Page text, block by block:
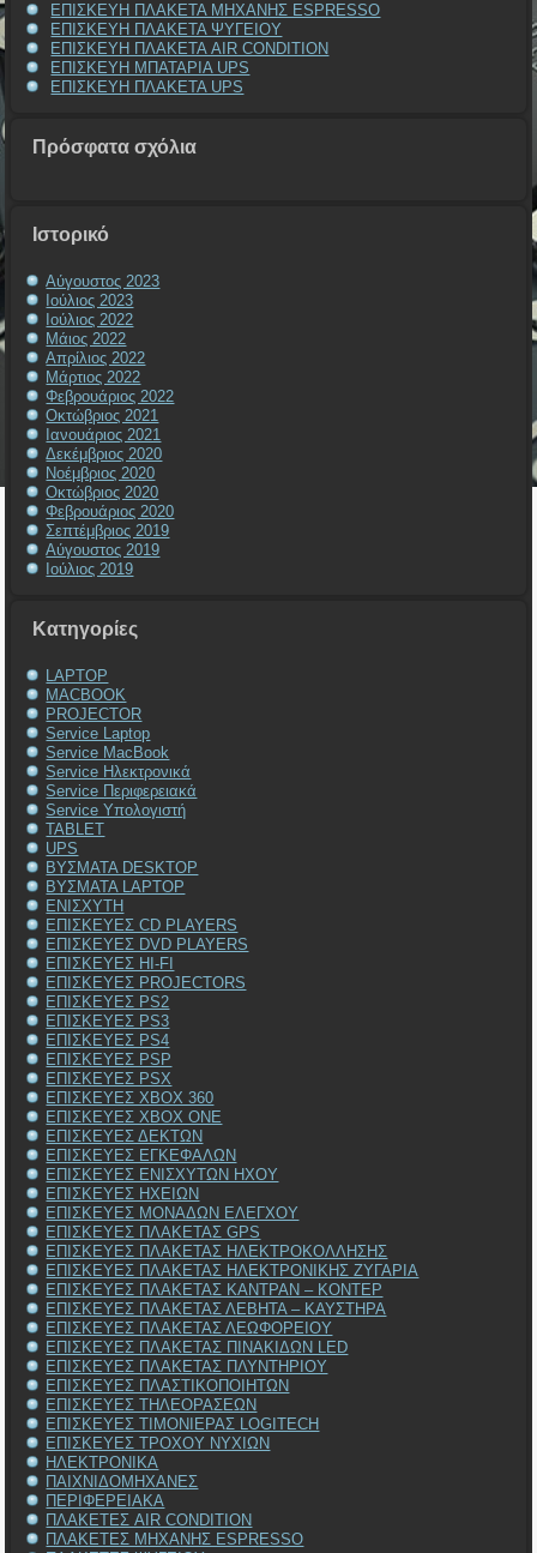
ΕΠΙΣΚΕΥΗ ΠΛΑΚΕΤΑ ΜΗΧΑΝΗΣ ESPRESSO
ΕΠΙΣΚΕΥΗ ΠΛΑΚΕΤΑ ΨΥΓΕΙΟΥ
ΕΠΙΣΚΕΥΗ ΠΛΑΚΕΤΑ AIR CONDITION
ΕΠΙΣΚΕΥΗ ΜΠΑΤΑΡΙΑ UPS
ΕΠΙΣΚΕΥΗ ΠΛΑΚΕΤΑ UPS
Πρόσφατα σχόλια
Ιστορικό
Αύγουστος 2023
Ιούλιος 2023
Ιούλιος 2022
Μάιος 2022
Απρίλιος 2022
Μάρτιος 2022
Φεβρουάριος 2022
Οκτώβριος 2021
Ιανουάριος 2021
Δεκέμβριος 2020
Νοέμβριος 2020
Οκτώβριος 2020
Φεβρουάριος 2020
Σεπτέμβριος 2019
Αύγουστος 2019
Ιούλιος 2019
Kατηγορίες
LAPTOP
MACBOOK
PROJECTOR
Service Laptop
Service MacBook
Service Ηλεκτρονικά
Service Περιφερειακά
Service Υπολογιστή
TABLET
UPS
ΒΥΣΜΑΤΑ DESKTOP
ΒΥΣΜΑΤΑ LAPTOP
ΕΝΙΣΧΥΤΗ
ΕΠΙΣΚΕΥΕΣ CD PLAYERS
ΕΠΙΣΚΕΥΕΣ DVD PLAYERS
ΕΠΙΣΚΕΥΕΣ HI-FI
ΕΠΙΣΚΕΥΕΣ PROJECTORS
ΕΠΙΣΚΕΥΕΣ PS2
ΕΠΙΣΚΕΥΕΣ PS3
ΕΠΙΣΚΕΥΕΣ PS4
ΕΠΙΣΚΕΥΕΣ PSP
ΕΠΙΣΚΕΥΕΣ PSX
ΕΠΙΣΚΕΥΕΣ XBOX 360
ΕΠΙΣΚΕΥΕΣ XBOX ONE
ΕΠΙΣΚΕΥΕΣ ΔΕΚΤΩΝ
ΕΠΙΣΚΕΥΕΣ ΕΓΚΕΦΑΛΩΝ
ΕΠΙΣΚΕΥΕΣ ΕΝΙΣΧΥΤΩΝ ΗΧΟΥ
ΕΠΙΣΚΕΥΕΣ ΗΧΕΙΩΝ
ΕΠΙΣΚΕΥΕΣ ΜΟΝΑΔΩΝ ΕΛΕΓΧΟΥ
ΕΠΙΣΚΕΥΕΣ ΠΛΑΚΕΤΑΣ GPS
ΕΠΙΣΚΕΥΕΣ ΠΛΑΚΕΤΑΣ ΗΛΕΚΤΡΟΚΟΛΛΗΣΗΣ
ΕΠΙΣΚΕΥΕΣ ΠΛΑΚΕΤΑΣ ΗΛΕΚΤΡΟΝΙΚΗΣ ΖΥΓΑΡΙΑ
ΕΠΙΣΚΕΥΕΣ ΠΛΑΚΕΤΑΣ ΚΑΝΤΡΑΝ – ΚΟΝΤΕΡ
ΕΠΙΣΚΕΥΕΣ ΠΛΑΚΕΤΑΣ ΛΕΒΗΤΑ – ΚΑΥΣΤΗΡΑ
ΕΠΙΣΚΕΥΕΣ ΠΛΑΚΕΤΑΣ ΛΕΩΦΟΡΕΙΟΥ
ΕΠΙΣΚΕΥΕΣ ΠΛΑΚΕΤΑΣ ΠΙΝΑΚΙΔΩΝ LED
ΕΠΙΣΚΕΥΕΣ ΠΛΑΚΕΤΑΣ ΠΛΥΝΤΗΡΙΟΥ
ΕΠΙΣΚΕΥΕΣ ΠΛΑΣΤΙΚΟΠΟΙΗΤΩΝ
ΕΠΙΣΚΕΥΕΣ ΤΗΛΕΟΡΑΣΕΩΝ
ΕΠΙΣΚΕΥΕΣ ΤΙΜΟΝΙΕΡΑΣ LOGITECH
ΕΠΙΣΚΕΥΕΣ ΤΡΟΧΟΥ ΝΥΧΙΩΝ
ΗΛΕΚΤΡΟΝΙΚΑ
ΠΑΙΧΝΙΔΟΜΗΧΑΝΕΣ
ΠΕΡΙΦΕΡΕΙΑΚΑ
ΠΛΑΚΕΤΕΣ AIR CONDITION
ΠΛΑΚΕΤΕΣ ΜΗΧΑΝΗΣ ESPRESSO